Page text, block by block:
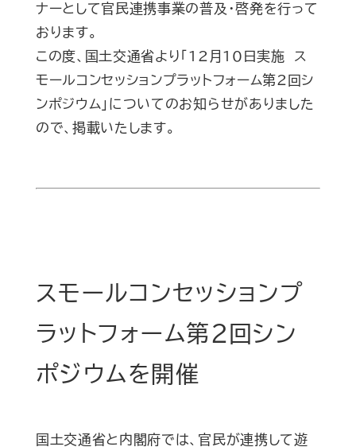
ナーとして官民連携事業の普及・啓発を行って
おります。
この度、国土交通省より「12月10日実施 ス
モールコンセッションプラットフォーム第2回シ
ンポジウム」についてのお知らせがありました
ので、掲載いたします。
スモールコンセッションプ
ラットフォーム第2回シン
ポジウムを開催
国土交通省と内閣府では、官民が連携して遊